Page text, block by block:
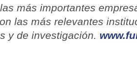
más importantes
las más relevantes
y de investigación.